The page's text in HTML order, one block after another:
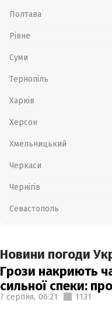
Полтава
Рівне
Суми
Тернопіль
Харків
Херсон
Хмельницький
Черкаси
Чернігів
Севастополь
Новини погоди
Грози накриють
сильної спеки:
7 серпня, 06:21 1131